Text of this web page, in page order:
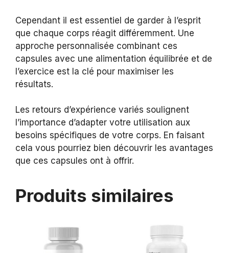
Cependant il est essentiel de garder à l’esprit
que chaque corps réagit différemment. Une
approche personnalisée combinant ces
capsules avec une alimentation équilibrée et de
l’exercice est la clé pour maximiser les
résultats.
Les retours d’expérience variés soulignent
l’importance d’adapter votre utilisation aux
besoins spécifiques de votre corps. En faisant
cela vous pourriez bien découvrir les avantages
que ces capsules ont à offrir.
Produits similaires